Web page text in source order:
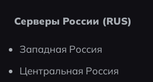
Серверы России (RUS)
Западная Россия
Центральная Россия